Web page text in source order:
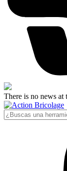
There is no news at